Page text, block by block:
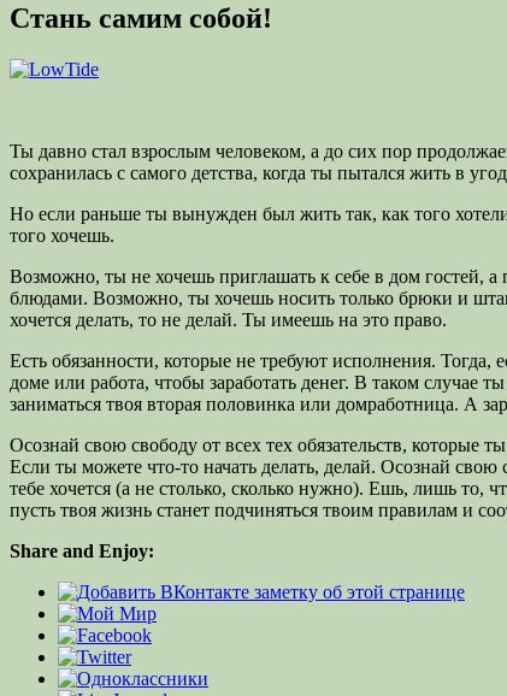
Стань самим собой!
Ты давно стал взрослым человеком, а до сих пор
сохранилась с самого детства, когда ты пытался жить в
Но если раньше ты вынужден был жить так, как того
того хочешь.
Возможно, ты не хочешь приглашать к себе в дом гостей,
блюдами. Возможно, ты хочешь носить только брюки и
хочется делать, то не делай. Ты имеешь на это право.
Есть обязанности, которые не требуют исполнения. Тогда,
доме или работа, чтобы заработать денег. В таком случае
заниматься твоя вторая половинка или домработница. А
Осознай свою свободу от всех тех обязательств,
Если ты можете что-то начать делать, делай. Осознай свою
тебе хочется (а не столько, сколько нужно). Ешь, лишь то,
пусть твоя жизнь станет подчиняться твоим правилам и
Share and Enjoy: